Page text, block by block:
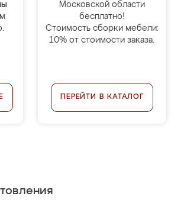
Московской области
бесплатно!
Стоимость сборки мебели:
10% от стоимости заказа.
ПЕРЕЙТИ В КАТАЛОГ